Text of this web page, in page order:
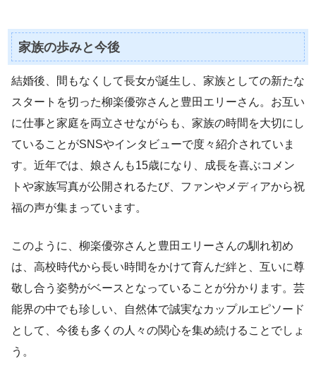
家族の歩みと今後
結婚後、間もなくして長女が誕生し、家族としての新たな
スタートを切った柳楽優弥さんと豊田エリーさん。お互い
に仕事と家庭を両立させながらも、家族の時間を大切にし
ていることがSNSやインタビューで度々紹介されていま
す。近年では、娘さんも15歳になり、成長を喜ぶコメン
トや家族写真が公開されるたび、ファンやメディアから祝
福の声が集まっています。
このように、柳楽優弥さんと豊田エリーさんの馴れ初め
は、高校時代から長い時間をかけて育んだ絆と、互いに尊
敬し合う姿勢がベースとなっていることが分かります。芸
能界の中でも珍しい、自然体で誠実なカップルエピソード
として、今後も多くの人々の関心を集め続けることでしょ
う。